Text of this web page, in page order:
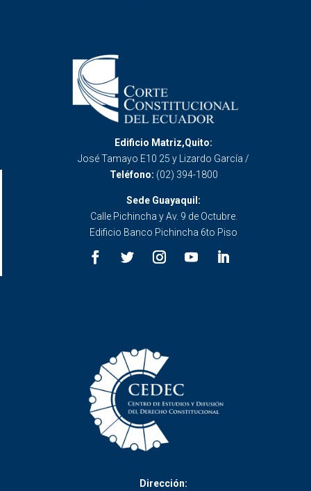
Edificio Matriz,Quito:
José Tamayo E10 25 y Lizardo García /
Teléfono: (02) 394-1800
Sede Guayaquil:
Calle Pichincha y Av. 9 de Octubre.
Edificio Banco Pichincha 6to Piso
Dirección: